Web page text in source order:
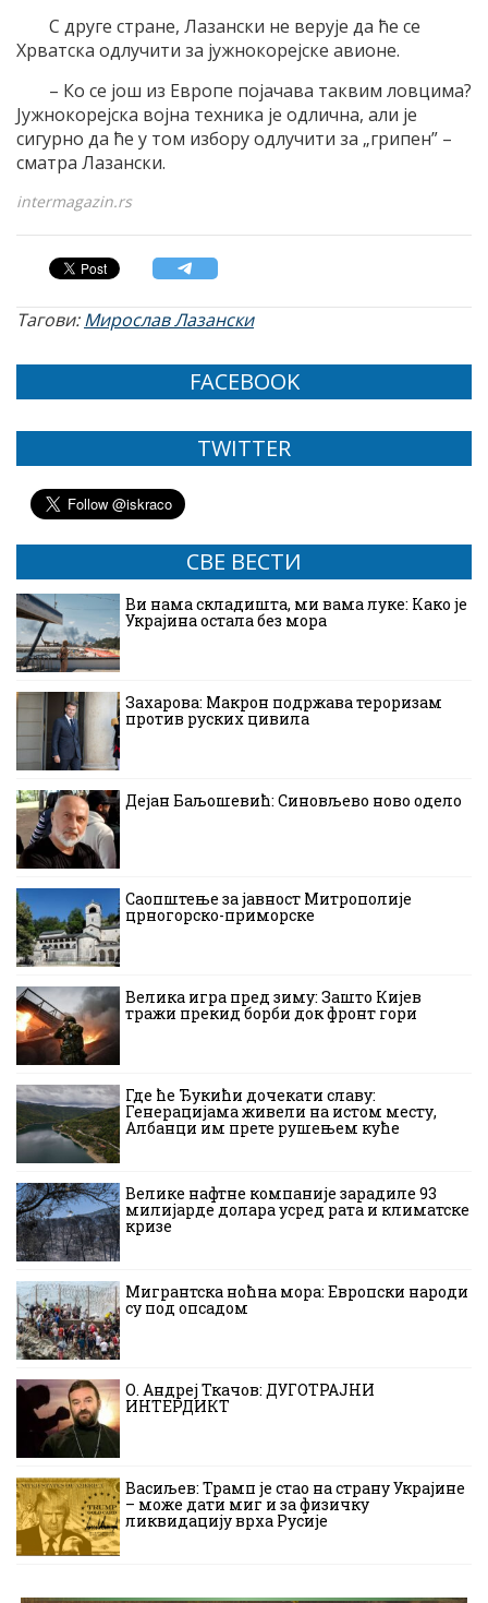
С друге стране, Лазански не верује да ће се
Хрватска одлучити за јужнокорејске авионе.
– Ко се још из Европе појачава таквим ловцима?
Јужнокорејска војна техника је одлична, али је
сигурно да ће у том избору одлучити за „грипен” –
сматра Лазански.
intermagazin.rs
Тагови:Мирослав Лазански
FACEBOOK
TWITTER
СВЕ ВЕСТИ
Ви нама складишта, ми вама луке: Како је
Украјина остала без мора
Захарова: Макрон подржава тероризам
против руских цивила
Дејан Баљошевић: Синовљево ново одело
Саопштење за јавност Митрополије
црногорско-приморске
Велика игра пред зиму: Зашто Кијев
тражи прекид борби док фронт гори
Где ће Ђукићи дочекати славу:
Генерацијама живели на истом месту,
Албанци им прете рушењем куће
Велике нафтне компаније зарадиле 93
милијарде долара усред рата и климатске
кризе
Мигрантска ноћна мора: Европски народи
су под опсадом
О. Андреј Ткачов: ДУГОТРАЈНИ
ИНТЕРДИКТ
Васиљев: Трамп је стао на страну Украјине
– може дати миг и за физичку
ликвидацију врха Русије